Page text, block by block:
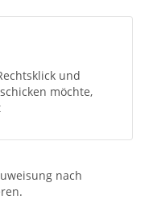
und
möchte,
nach